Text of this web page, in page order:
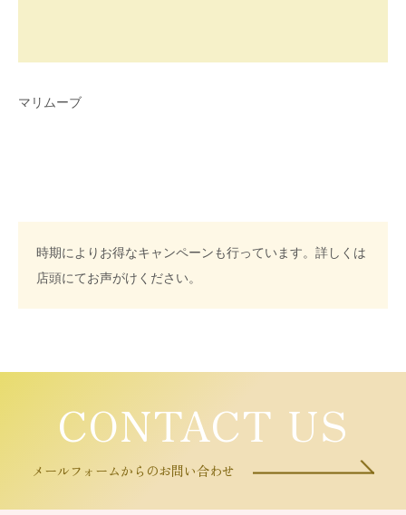
マリムーブ
時期によりお得なキャンペーンも行っています。詳しくは
店頭にてお声がけください。
CONTACT US
メールフォームからのお問い合わせ